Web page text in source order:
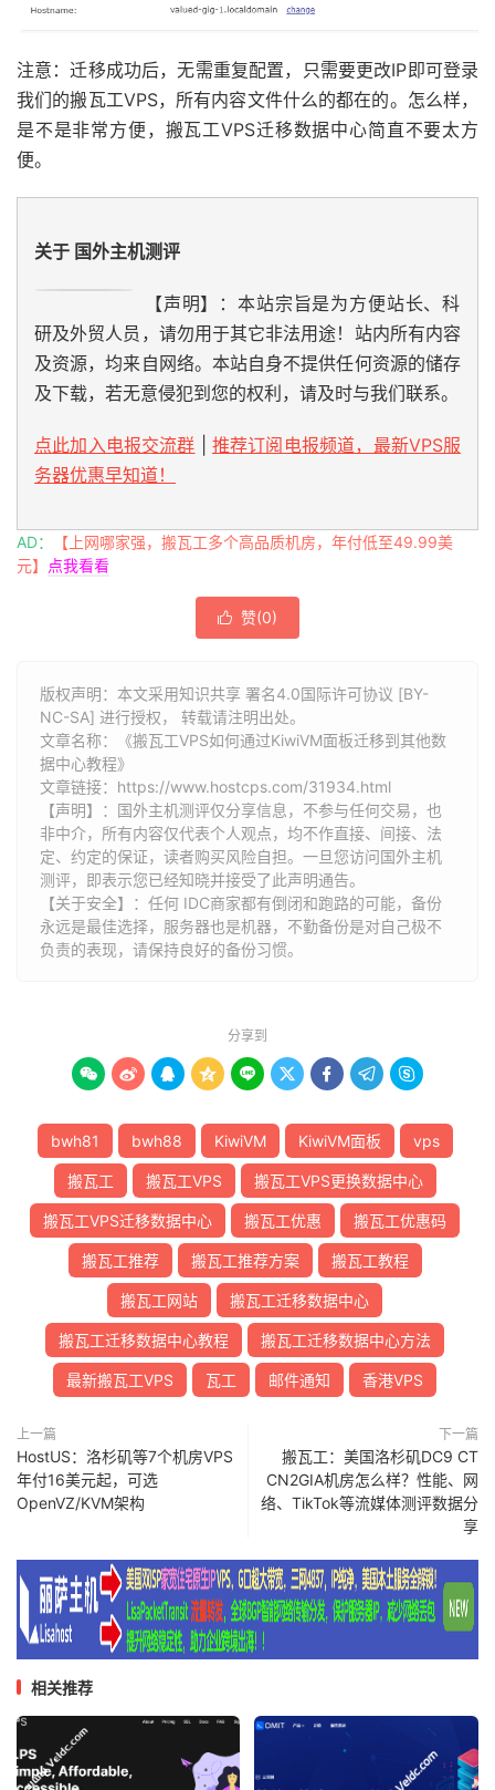
注意：迁移成功后，无需重复配置，只需要更改IP即可登录
我们的搬瓦工VPS，所有内容文件什么的都在的。怎么样，
是不是非常方便，搬瓦工VPS迁移数据中心简直不要太方
便。
关于 国外主机测评
【声明】：本站宗旨是为方便站长、科
研及外贸人员，请勿用于其它非法用途！站内所有内容
及资源，均来自网络。本站自身不提供任何资源的储存
及下载，若无意侵犯到您的权利，请及时与我们联系。
点此加入电报交流群
推荐订阅电报频道，最新VPS服
务器优惠早知道！
AD：
【上网哪家强，搬瓦工多个高品质机房，年付低至49.99美
元】
点我看看
 赞(0)
版权声明：本文采用知识共享 署名4.0国际许可协议 [BY-
NC-SA] 进行授权， 转载请注明出处。
文章名称：《搬瓦工VPS如何通过KiwiVM面板迁移到其他数
据中心教程》
文章链接： https://www.hostcps.com/31934.html
【声明】：国外主机测评仅分享信息，不参与任何交易，也
非中介，所有内容仅代表个人观点，均不作直接、间接、法
定、约定的保证，读者购买风险自担。一旦您访问国外主机
测评，即表示您已经知晓并接受了此声明通告。
【关于安全】：任何 IDC商家都有倒闭和跑路的可能，备份
永远是最佳选择，服务器也是机器，不勤备份是对自己极不
负责的表现，请保持良好的备份习惯。
分享到
        
bwh81 bwh88 KiwiVM KiwiVM面板 vps
搬瓦工 搬瓦工VPS 搬瓦工VPS更换数据中心
搬瓦工VPS迁移数据中心 搬瓦工优惠 搬瓦工优惠码
搬瓦工推荐 搬瓦工推荐方案 搬瓦工教程
搬瓦工网站 搬瓦工迁移数据中心
搬瓦工迁移数据中心教程 搬瓦工迁移数据中心方法
最新搬瓦工VPS 瓦工 邮件通知 香港VPS
上一篇
HostUS：洛杉矶等7个机房VPS
年付16美元起，可选
OpenVZ/KVM架构
下一篇
搬瓦工：美国洛杉矶DC9 CT
CN2GIA机房怎么样？性能、网
络、TikTok等流媒体测评数据分
享
相关推荐